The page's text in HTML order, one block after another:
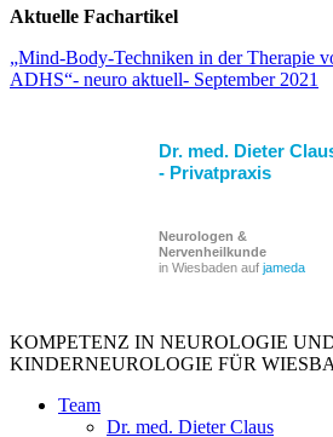
Aktuelle Fachartikel
„Mind-Body-Techniken in der Therapie
ADHS“- neuro aktuell- September 2021
Dr. med. Dieter
- Privatpraxis
Neurologen &
Nervenheilkunde
in Wiesbaden auf jameda
KOMPETENZ IN NEUROLOGIE
KINDERNEUROLOGIE FÜR
Team
Dr. med. Dieter Claus